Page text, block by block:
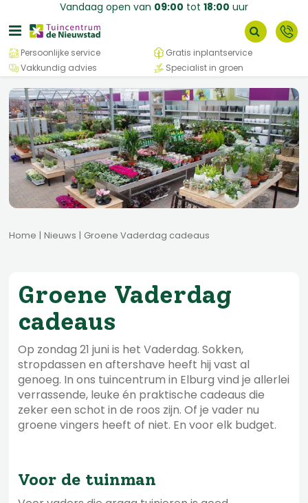
Home Nieuws Groene Vaderdag cadeaus
Vandaag open van 09:00 tot 18:00 uur
Persoonlijke service
Gratis inplantservice
Vakkundig advies
Specialist in groen
Groene Vaderdag
cadeaus
Op zondag 21 juni is het Vaderdag. Sokken,
stropdassen en aftershave heeft hij vast al
genoeg. In ons tuincentrum in Elburg vind je allerlei
verrassende, leuke én praktische cadeaus die
zeker een schot in de roos zijn. Of je vader nu
groene vingers heeft of niet. En voor elk budget.
Voor de tuinman